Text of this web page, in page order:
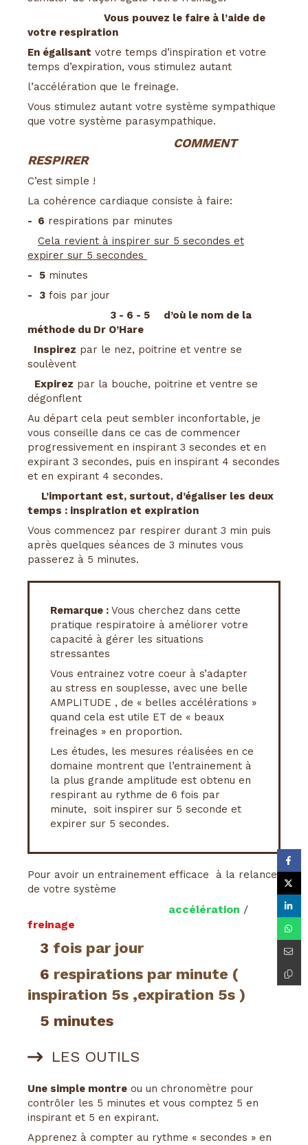
Vous pouvez le faire à l’aide de
votre respiration
En égalisant votre temps d’inspiration et votre
temps d’expiration, vous stimulez autant
l’accélération que le freinage.
Vous stimulez autant votre système sympathique
que votre système parasympathique.
COMMENT
RESPIRER
C’est simple !
La cohérence cardiaque consiste à faire:
- 6 respirations par minutes
Cela revient à inspirer sur 5 secondes et
expirer sur 5 secondes
-
5 minutes
-
3 fois par jour
3 - 6 - 5 d’où le nom de la
méthode du Dr O’Hare
Inspirez par le nez, poitrine et ventre se
soulèvent
Expirez par la bouche, poitrine et ventre se
dégonflent
Au départ cela peut sembler inconfortable, je
vous conseille dans ce cas de commencer
progressivement en inspirant 3 secondes et en
expirant 3 secondes, puis en inspirant 4 secondes
et en expirant 4 secondes.
L’important est, surtout, d’égaliser les deux
temps : inspiration et expiration
Vous commencez par respirer durant 3 min puis
après quelques séances de 3 minutes vous
passerez à 5 minutes.
Remarque : Vous cherchez dans cette
pratique respiratoire à améliorer votre
capacité à gérer les situations
stressantes
Vous entrainez votre coeur à s’adapter
au stress en souplesse, avec une belle
AMPLITUDE , de « belles accélérations »
quand cela est utile ET de « beaux
freinages » en proportion.
Les études, les mesures réalisées en ce
domaine montrent que l’entrainement à
la plus grande amplitude est obtenu en
respirant au rythme de 6 fois par
minute, soit inspirer sur 5 seconde et
expirer sur 5 secondes.
Pour avoir un entrainement efficace à la relance
de votre système
accélération /
freinage
3 fois par jour
6 respirations par minute (
inspiration 5s ,expiration 5s )
5 minutes
LES OUTILS
Une simple montre ou un chronomètre pour
contrôler les 5 minutes et vous comptez 5 en
inspirant et 5 en expirant.
Apprenez à compter au rythme « secondes » en